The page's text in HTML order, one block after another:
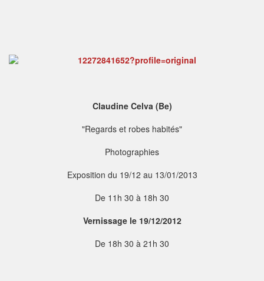
Claudine Celva (Be)
"Regards et robes habités"
Photographies
Exposition du 19/12 au 13/01/2013
De 11h 30 à 18h 30
Vernissage le 19/12/2012
De 18h 30 à 21h 30